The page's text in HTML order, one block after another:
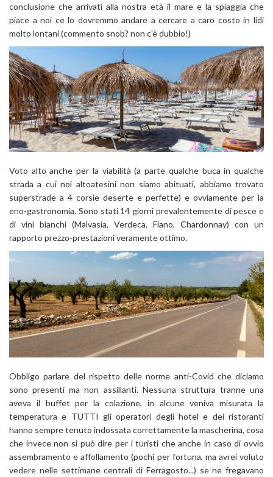
conclusione che arrivati alla nostra età il mare e la spiaggia che
piace a noi ce lo dovremmo andare a cercare a caro costo in lidi
molto lontani (commento snob? non c'è dubbio!)
Voto alto anche per la viabilità (a parte qualche buca in qualche
strada a cui noi altoatesini non siamo abituati, abbiamo trovato
superstrade a 4 corsie deserte e perfette) e ovviamente per la
eno-gastronomia. Sono stati 14 giorni prevalentemente di pesce e
di vini bianchi (Malvasia, Verdeca, Fiano, Chardonnay) con un
rapporto prezzo-prestazioni veramente ottimo.
Obbligo parlare del rispetto delle norme anti-Covid che diciamo
sono presenti ma non assillanti. Nessuna struttura tranne una
aveva il buffet per la colazione, in alcune veniva misurata la
temperatura e TUTTI gli operatori degli hotel e dei ristoranti
hanno sempre tenuto indossata correttamente la mascherina, cosa
che invece non si può dire per i turisti che anche in caso di ovvio
assembramento e affollamento (pochi per fortuna, ma avrei voluto
vedere nelle settimane centrali di Ferragosto...) se ne fregavano